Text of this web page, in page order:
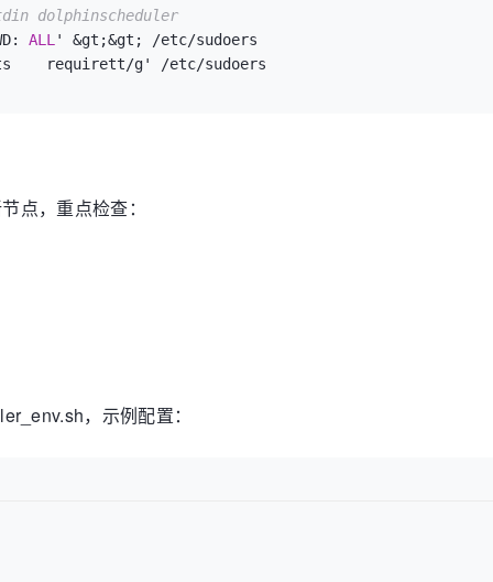
dolphinscheduler
ALL ' &gt;&gt; /etc/sudoers
点，重点检查：
，示例配置：